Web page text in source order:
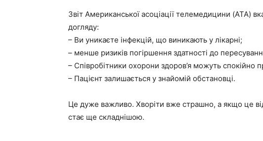
Звіт Американської асоціації телемедицини (ATA)
догляду:
– Ви уникаєте інфекцій, що виникають у лікарні;
– менше ризиків погіршення здатності до
– Співробітники охорони здоров’я можуть спокійно
– Пацієнт залишається у знайомій обстановці.
Це дуже важливо. Хворіти вже страшно, а якщо це
стає ще складнішою.